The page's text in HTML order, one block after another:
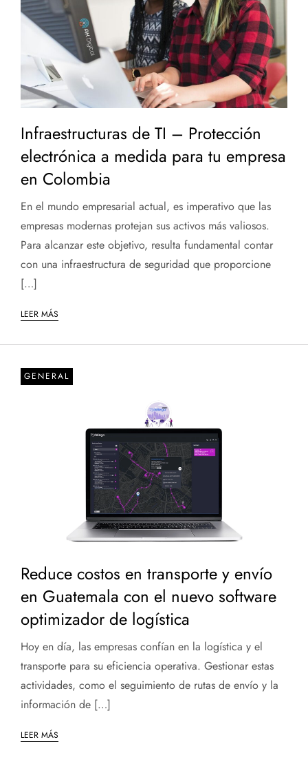
Infraestructuras de TI – Protección
electrónica a medida para tu empresa
en Colombia
En el mundo empresarial actual, es imperativo que las
empresas modernas protejan sus activos más valiosos.
Para alcanzar este objetivo, resulta fundamental contar
con una infraestructura de seguridad que proporcione
[…]
LEER MÁS
GENERAL
Reduce costos en transporte y envío
en Guatemala con el nuevo software
optimizador de logística
Hoy en día, las empresas confían en la logística y el
transporte para su eficiencia operativa. Gestionar estas
actividades, como el seguimiento de rutas de envío y la
información de […]
LEER MÁS